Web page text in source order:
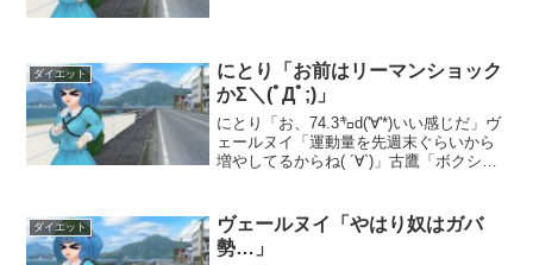
ダイエット
にとり「お前はリーマンショック
かΣ＼(ﾟДﾟ;)」
にとり「お、74.3㌔d('∀'*)いい感じだ」ヴ
ェールヌイ「運動量を先週末ぐらいから
増やしてるからね( ´∀`)」古鷹「ボクシン
起きた時の準備体操がてらや...
ダイエット
ヴェールヌイ「やはり奴はガバ
勢…」